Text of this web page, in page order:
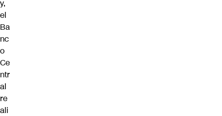
y,
el
Ba
nc
o
Ce
ntr
al
re
ali